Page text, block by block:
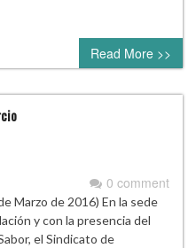
Read More >>
0 comment
Marzo de 2016) En la sede
y con la presencia del
el Sindicato de